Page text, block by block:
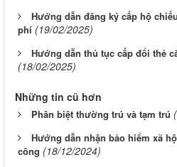
Hướng dẫn đăng ký cấp hộ
phí (19/02/2025)
Hướng dẫn thủ tục cấp đổi thẻ
(18/02/2025)
Những tin cũ hơn
Phân biệt thường trú và tạm trú
Hướng dẫn nhận bảo hiểm xã
công (18/12/2024)